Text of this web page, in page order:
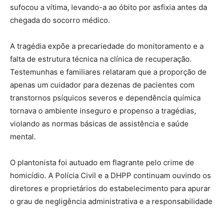
sufocou a vítima, levando-a ao óbito por asfixia antes da
chegada do socorro médico.
A tragédia expõe a precariedade do monitoramento e a
falta de estrutura técnica na clínica de recuperação.
Testemunhas e familiares relataram que a proporção de
apenas um cuidador para dezenas de pacientes com
transtornos psíquicos severos e dependência química
tornava o ambiente inseguro e propenso a tragédias,
violando as normas básicas de assistência e saúde
mental.
O plantonista foi autuado em flagrante pelo crime de
homicídio. A Polícia Civil e a DHPP continuam ouvindo os
diretores e proprietários do estabelecimento para apurar
o grau de negligência administrativa e a responsabilidade